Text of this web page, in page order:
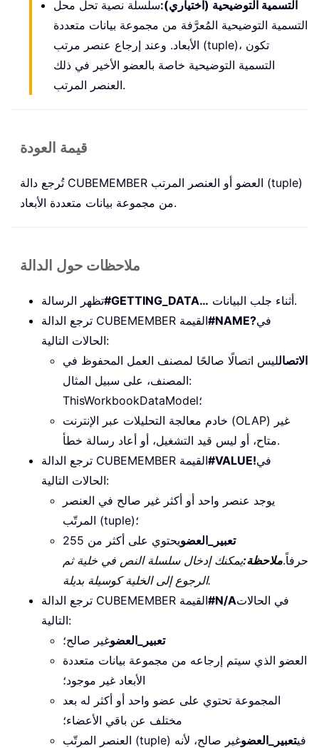
التسمية التوضيحية (اختياري):سلسلة نصية تحل محل
التسمية التوضيحية المُعرَّفة من مجموعة بيانات متعددة
الأبعاد. وعند إرجاع عنصر مرتب (tuple)، تكون
التسمية التوضيحية خاصة بالعضو الأخير في ذلك
العنصر المرتب.
قيمة العودة
تُرجع دالة CUBEMEMBER العضو أو العنصر المرتب (tuple)
من مجموعة بيانات متعددة الأبعاد.
ملاحظات حول الدالة
تظهر الرسالة#GETTING_DATA…
أثناء جلب البيانات.
ترجع الدالة CUBEMEMBER القيمة#NAME?في
الحالات التالية:
الاتصالليس اتصالًا صالحًا لمصنف العمل المحفوظ في
المصنف، على سبيل المثال:
ThisWorkbookDataModel؛
خادم معالجة التحليلات عبر الإنترنت (OLAP) غير
متاح، أو ليس قيد التشغيل، أو أعاد رسالة خطأ.
ترجع الدالة CUBEMEMBER القيمة#VALUE!في
الحالات التالية:
يوجد عنصر واحد أو أكثر غير صالح في العنصر
المرتّب (tuple)؛
تعبير_العضو
يحتوي على أكثر من 255
حرفاً.ملاحظة:يمكنك إدخال سلسلة النص في خلية ثم
الرجوع إلى الخلية كوسيلة بديلة.
ترجع الدالة CUBEMEMBER القيمة#N/Aفي الحالات
التالية:
تعبير_العضوغير صالح؛
العضو الذي سيتم إرجاعه من مجموعة بيانات متعددة
الأبعاد غير موجود؛
المجموعة تحتوي على عضو واحد أو أكثر له بعد
مختلف عن باقي الأعضاء؛
العنصر المرتّب (tuple) فيتعبير_العضوغير صالح، لأنه